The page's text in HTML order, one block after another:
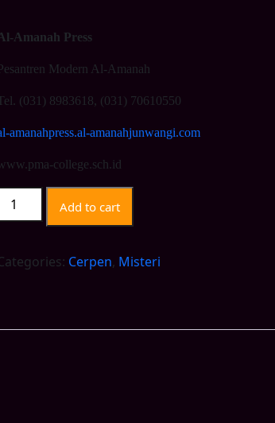
Amanah Press
Modern Al-Amanah
(031) 8983618, (031) 70610550
amanahpress.al-amanahjunwangi.com
college.sch.id
KEWEDEN
quantity
Add to cart
Cerpen, Misteri